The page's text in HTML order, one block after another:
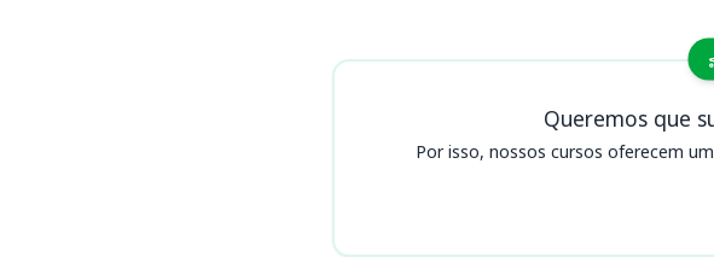
Queremos que
Por isso, nossos cursos oferecem